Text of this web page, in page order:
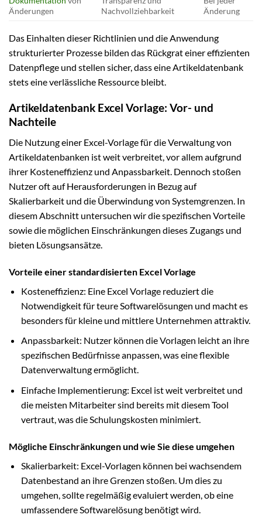
Änderungen
Nachvollziehbarkeit
Änderung
Das Einhalten dieser Richtlinien und die Anwendung
strukturierter Prozesse bilden das Rückgrat einer effizienten
Datenpflege und stellen sicher, dass eine Artikeldatenbank
stets eine verlässliche Ressource bleibt.
Artikeldatenbank Excel Vorlage: Vor- und
Nachteile
Die Nutzung einer Excel-Vorlage für die Verwaltung von
Artikeldatenbanken ist weit verbreitet, vor allem aufgrund
ihrer Kosteneffizienz und Anpassbarkeit. Dennoch stoßen
Nutzer oft auf Herausforderungen in Bezug auf
Skalierbarkeit und die Überwindung von Systemgrenzen. In
diesem Abschnitt untersuchen wir die spezifischen Vorteile
sowie die möglichen Einschränkungen dieses Zugangs und
bieten Lösungsansätze.
Vorteile einer standardisierten Excel Vorlage
Kosteneffizienz: Eine Excel Vorlage reduziert die
Notwendigkeit für teure Softwarelösungen und macht es
besonders für kleine und mittlere Unternehmen attraktiv.
Anpassbarkeit: Nutzer können die Vorlagen leicht an ihre
spezifischen Bedürfnisse anpassen, was eine flexible
Datenverwaltung ermöglicht.
Einfache Implementierung: Excel ist weit verbreitet und
die meisten Mitarbeiter sind bereits mit diesem Tool
vertraut, was die Schulungskosten minimiert.
Mögliche Einschränkungen und wie Sie diese umgehen
Skalierbarkeit: Excel-Vorlagen können bei wachsendem
Datenbestand an ihre Grenzen stoßen. Um dies zu
umgehen, sollte regelmäßig evaluiert werden, ob eine
umfassendere Softwarelösung benötigt wird.